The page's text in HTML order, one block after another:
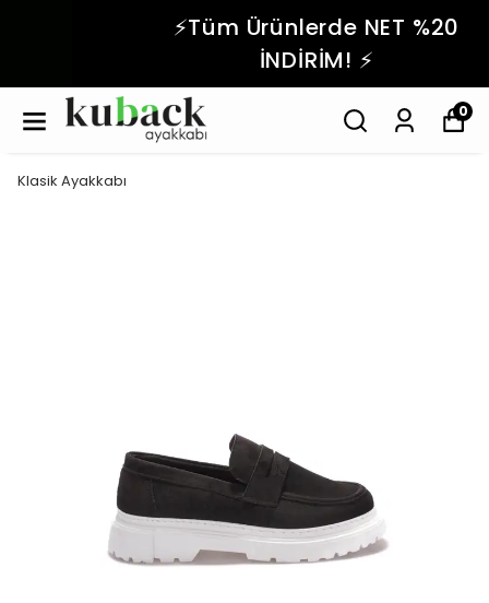
⚡️Tüm Ürünlerde NET %20
İNDİRİM! ⚡️
0
Klasik Ayakkabı